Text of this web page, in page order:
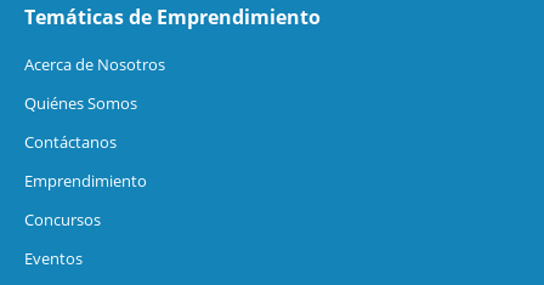
Temáticas de Emprendimiento
Acerca de Nosotros
Quiénes Somos
Contáctanos
Emprendimiento
Concursos
Eventos